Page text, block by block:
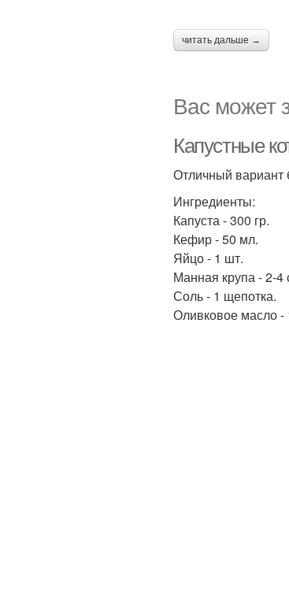
читать дальше →
Вас может
Капустные
Отличный вариант
Ингредиенты:
Капуста - 300 гр.
Кефир - 50 мл.
Яйцо - 1 шт.
Манная крупа - 2-4
Соль - 1 щепотка.
Оливковое масло -